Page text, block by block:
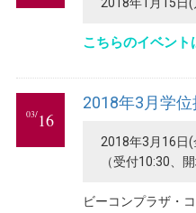
こちらのイベント
03/16
2018年3月学
2018年3月16日
（受付10:30、
ビーコンプラザ・